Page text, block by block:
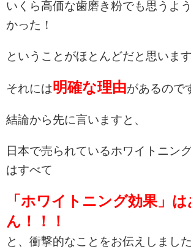
いくら高価な歯磨き粉でも思うよ
かった！
ということがほとんどだと思います
それには明確な理由があるので
結論から先に言いますと、
日本で売られているホワイトニン
はすべて
「ホワイトニング効果」
ん！！！
と、衝撃的なことをお伝えしまし